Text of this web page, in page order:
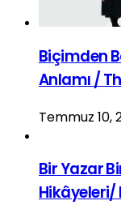
Biçimden
Anlamı /
Temmuz 10,
Bir Yazar
Hikâyeleri/